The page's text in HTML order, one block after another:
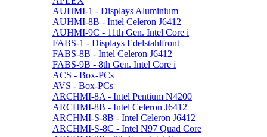
AUHMI-1 - Displays Aluminium
AUHMI-8B - Intel Celeron J6412
AUHMI-9C - 11th Gen. Intel Core i
FABS-1 - Displays Edelstahlfront
FABS-8B - Intel Celeron J6412
FABS-9B - 8th Gen. Intel Core i
ACS - Box-PCs
AVS - Box-PCs
ARCHMI-8A - Intel Pentium N4200
ARCHMI-8B - Intel Celeron J6412
ARCHMI-S-8B - Intel Celeron J6412
ARCHMI-S-8C - Intel N97 Quad Core